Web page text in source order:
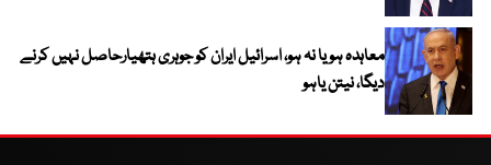
معاہدہ ہو یا نہ ہو، اسرائیل ایران کو جوہری ہتھیارحاصل نہیں کرنے
دیگا، نیتن یاہو